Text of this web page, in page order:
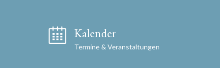
Kalender
Termine & Veranstaltungen